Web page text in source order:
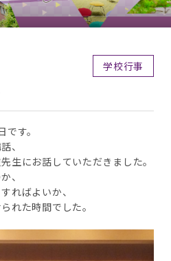
料請求
学校行事
す。
、
生にお話していただきました。
、
ればよいか、
れた時間でした。